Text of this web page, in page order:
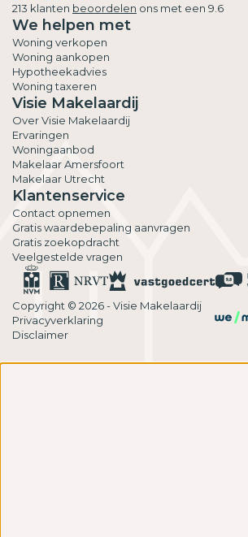
213 klanten beoordelen ons met een 9.6
We helpen met
Woning verkopen
Woning aankopen
Hypotheekadvies
Woning taxeren
Visie Makelaardij
Over Visie Makelaardij
Ervaringen
Woningaanbod
Makelaar Amersfoort
Makelaar Utrecht
Klantenservice
Contact opnemen
Gratis waardebepaling aanvragen
Gratis zoekopdracht
Veelgestelde vragen
Copyright © 2026 - Visie Makelaardij
Privacyverklaring
Disclaimer